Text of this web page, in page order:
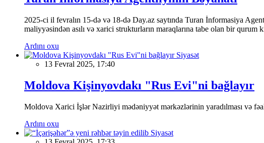
2025-ci il fevralın 15-də və 18-də Day.az saytında Turan İnformasiya
maliyyəsindən asılı və xarici strukturların maraqlarına tabe olan bir qurum
Ardını oxu
Siyasət
13 Fevral 2025, 17:40
Moldova Kişinyovdakı "Rus Evi"ni bağlayır
Moldova Xarici İşlər Nazirliyi mədəniyyət mərkəzlərinin yaradılması və
Ardını oxu
Siyasət